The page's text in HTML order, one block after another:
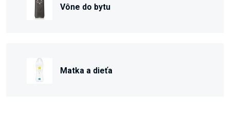
Vône do bytu
Matka a dieťa